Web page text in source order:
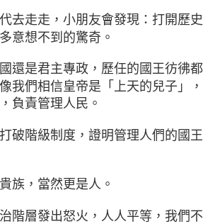
去走走，小朋友會發現：打開歷史
意想不到的驚奇。
還是君主專政，歷任的國王彷彿都
我們相信皇帝是「上天的兒子」，
負責管理人民。
破階級制度，證明管理人們的國王
族，當然更是人。
階層發出怒火，人人平等，我們不